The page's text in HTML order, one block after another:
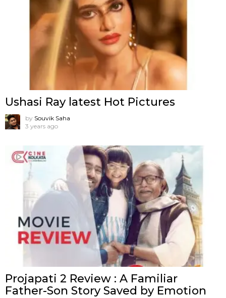
Ushasi Ray latest Hot Pictures
by Souvik Saha
3 years ago
Projapati 2 Review : A Familiar
Father-Son Story Saved by Emotion